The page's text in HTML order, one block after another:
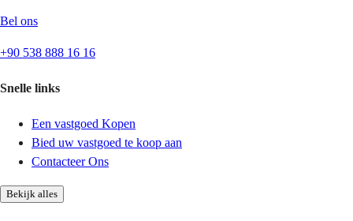
Bel ons
+90 538 888 16 16
Snelle links
Een vastgoed Kopen
Bied uw vastgoed te koop aan
Contacteer Ons
Bekijk alles